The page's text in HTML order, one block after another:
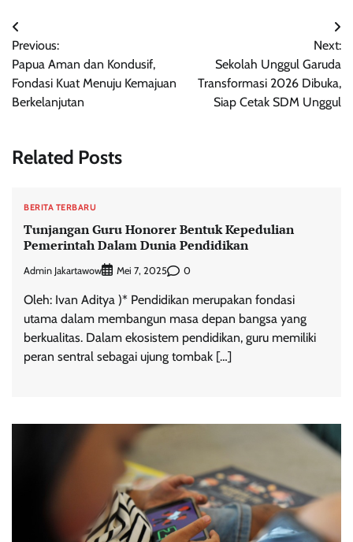
Navigasi
pos
Previous:
Papua Aman dan Kondusif,
Fondasi Kuat Menuju Kemajuan
Berkelanjutan
Next:
Sekolah Unggul Garuda
Transformasi 2026 Dibuka,
Siap Cetak SDM Unggul
Related Posts
BERITA TERBARU
Tunjangan Guru Honorer Bentuk Kepedulian
Pemerintah Dalam Dunia Pendidikan
Admin Jakartawow Mei 7, 2025 0
Oleh: Ivan Aditya )* Pendidikan merupakan fondasi
utama dalam membangun masa depan bangsa yang
berkualitas. Dalam ekosistem pendidikan, guru memiliki
peran sentral sebagai ujung tombak […]